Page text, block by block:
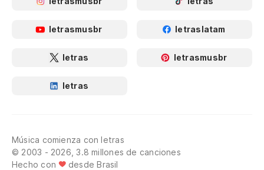
letrasmusbr letraslatam
letras letrasmusbr
letras
Música comienza con letras
© 2003 - 2026, 3.8 millones de canciones
Hecho con
desde Brasil